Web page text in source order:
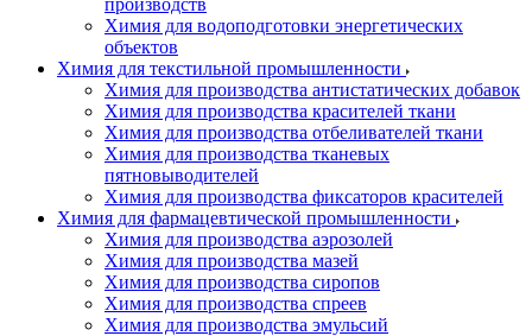
производств
Химия для водоподготовки энергетических
объектов
Химия для текстильной промышленности
Химия для производства антистатических добавок
Химия для производства красителей ткани
Химия для производства отбеливателей ткани
Химия для производства тканевых
пятновыводителей
Химия для производства фиксаторов красителей
Химия для фармацевтической промышленности
Химия для производства аэрозолей
Химия для производства мазей
Химия для производства сиропов
Химия для производства спреев
Химия для производства эмульсий